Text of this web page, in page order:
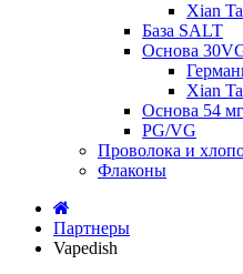
Xian
База SALT
Основа
Xian
Основа 54
PG/VG
Проволока и
Флаконы
Партнеры
Vapedish